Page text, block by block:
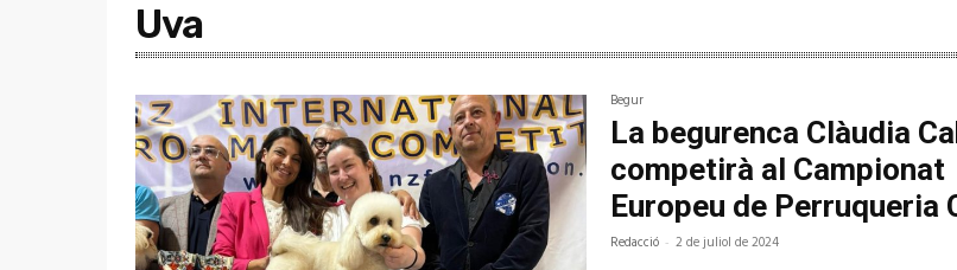
Uva
Begur
La begurenca Clàudia
competirà al Campionat
Europeu de Perruqueria
Redacció - 2 de juliol de 2024